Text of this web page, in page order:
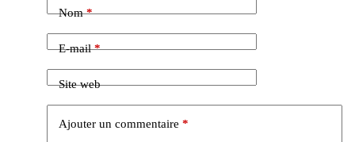
Nom*
E-mail*
Site web
Ajouter un commentaire *